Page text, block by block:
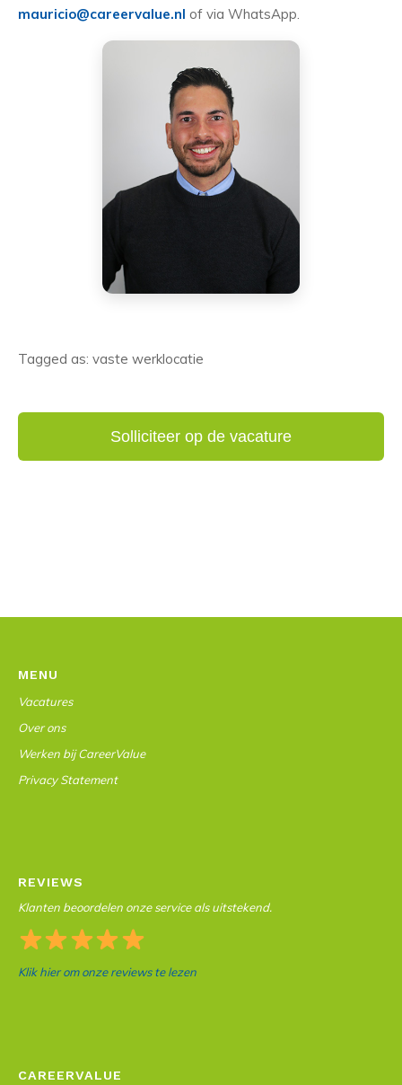
mauricio@careervalue.nl of via WhatsApp.
Tagged as: vaste werklocatie
MENU
Vacatures
Over ons
Werken bij CareerValue
Privacy Statement
REVIEWS
Klanten beoordelen onze service als uitstekend.
Klik hier om onze reviews te lezen
CAREERVALUE